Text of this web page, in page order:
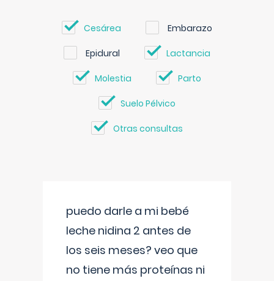
Cesárea Embarazo
Epidural Lactancia
Molestia Parto
Suelo Pélvico
Otras consultas
puedo darle a mi bebé
leche nidina 2 antes de
los seis meses? veo que
no tiene más proteínas ni